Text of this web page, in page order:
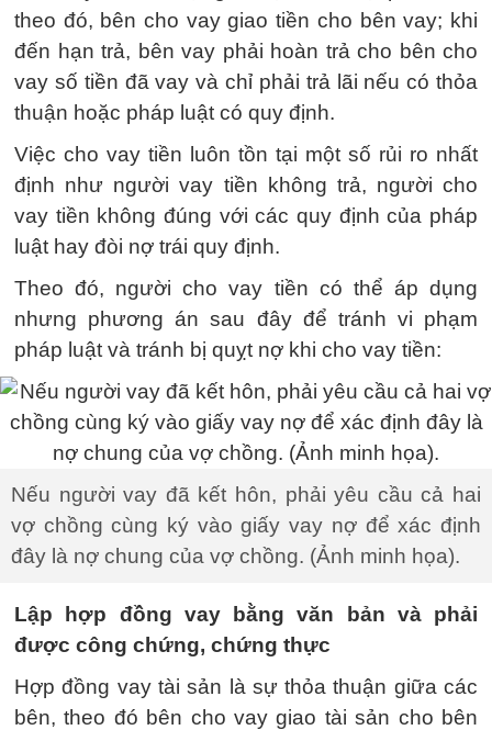
theo đó, bên cho vay giao tiền cho bên vay; khi
đến hạn trả, bên vay phải hoàn trả cho bên cho
vay số tiền đã vay và chỉ phải trả lãi nếu có thỏa
thuận hoặc pháp luật có quy định.
Việc cho vay tiền luôn tồn tại một số rủi ro nhất
định như người vay tiền không trả, người cho
vay tiền không đúng với các quy định của pháp
luật hay đòi nợ trái quy định.
Theo đó, người cho vay tiền có thể áp dụng
nhưng phương án sau đây để tránh vi phạm
pháp luật và tránh bị quỵt nợ khi cho vay tiền:
Nếu người vay đã kết hôn, phải yêu cầu cả hai
vợ chồng cùng ký vào giấy vay nợ để xác định
đây là nợ chung của vợ chồng. (Ảnh minh họa).
Lập hợp đồng vay bằng văn bản và phải
được công chứng, chứng thực
Hợp đồng vay tài sản là sự thỏa thuận giữa các
bên, theo đó bên cho vay giao tài sản cho bên